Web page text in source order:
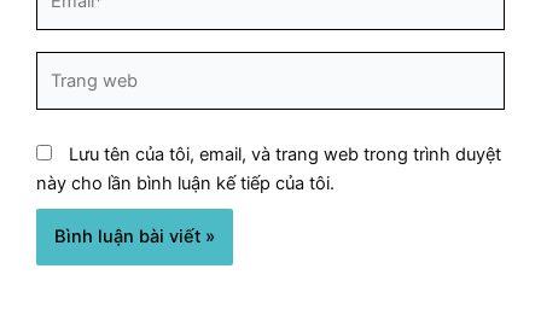
web
Lưu tên của tôi, email, và trang web trong trình duyệt
này cho lần bình luận kế tiếp của tôi.